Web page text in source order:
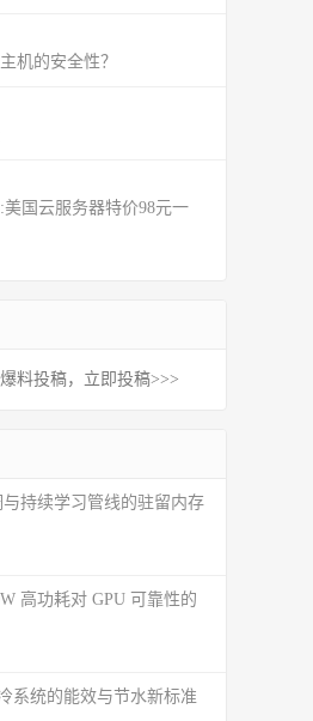
机的安全性？
国云服务器特价98元一
料投稿，立即投稿>>>
持续学习管线的驻留内存
高功耗对 GPU 可靠性的
系统的能效与节水新标准